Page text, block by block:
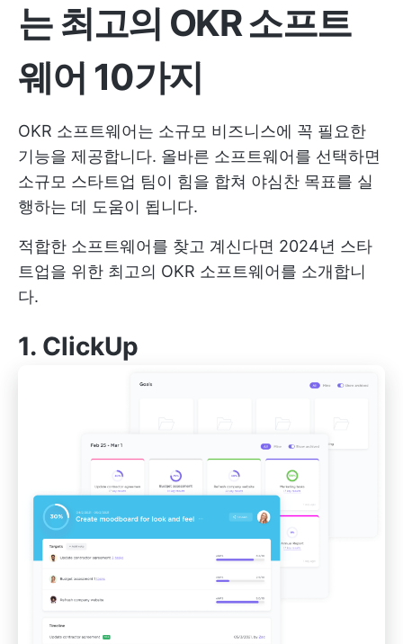
는 최고의 OKR 소프트
웨어 10가지
OKR 소프트웨어는 소규모 비즈니스에 꼭 필요한
기능을 제공합니다. 올바른 소프트웨어를 선택하면
소규모 스타트업 팀이 힘을 합쳐 야심찬 목표를 실
행하는 데 도움이 됩니다.
적합한 소프트웨어를 찾고 계신다면 2024년 스타
트업을 위한 최고의 OKR 소프트웨어를 소개합니
다.
1. ClickUp